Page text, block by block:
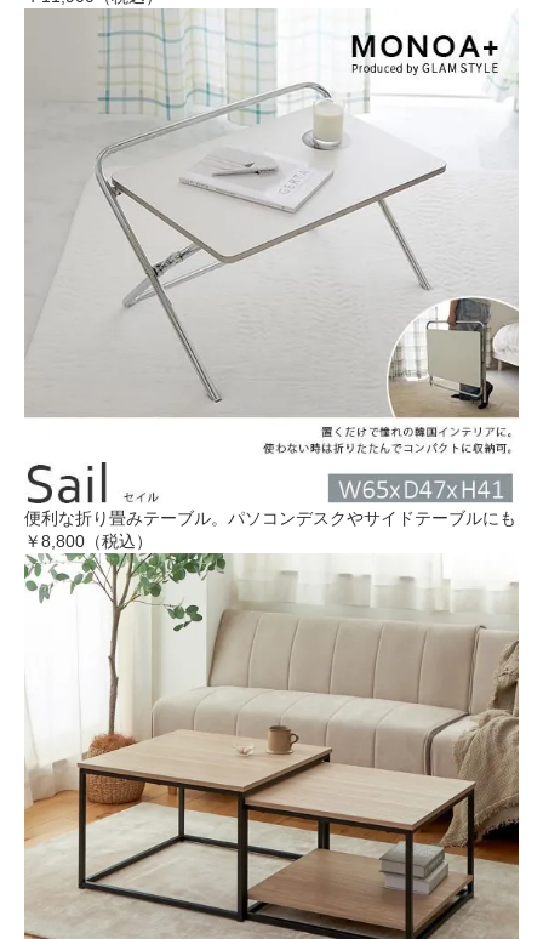
便利な折り畳みテーブル。パソコンデスクやサイドテーブルにも
￥8,800（税込）